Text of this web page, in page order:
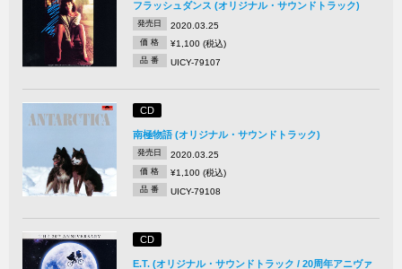
フラッシュダンス (オリジナル・サウンドトラック)
発売日 2020.03.25
価 格 ¥1,100 (税込)
品 番 UICY-79107
CD
南極物語 (オリジナル・サウンドトラック)
発売日 2020.03.25
価 格 ¥1,100 (税込)
品 番 UICY-79108
CD
E.T. (オリジナル・サウンドトラック / 20周年アニヴァ